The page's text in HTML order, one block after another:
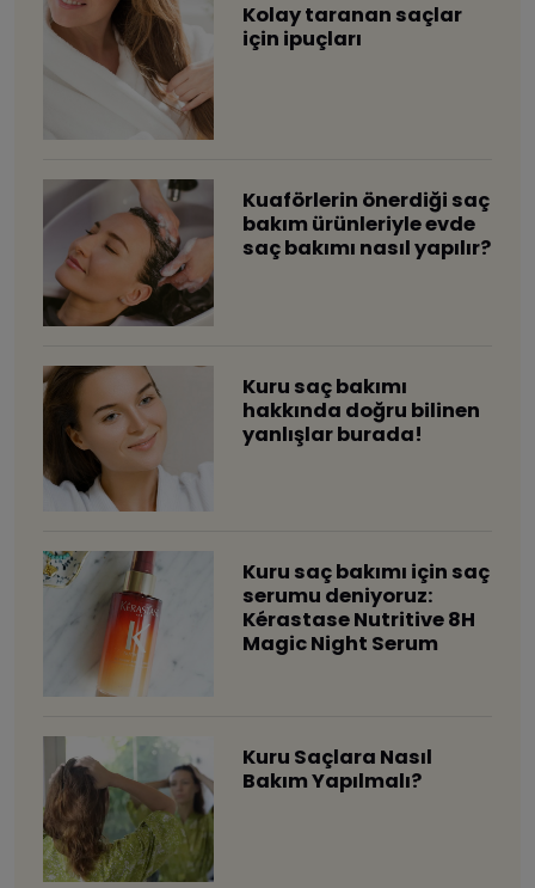
​Kolay taranan saçlar
için ipuçları
Kuaförlerin önerdiği saç
bakım ürünleriyle evde
saç bakımı nasıl yapılır?
Kuru saç bakımı
hakkında doğru bilinen
yanlışlar burada!
Kuru saç bakımı için saç
serumu deniyoruz:
Kérastase Nutritive 8H
Magic Night Serum
Kuru Saçlara Nasıl
Bakım Yapılmalı?